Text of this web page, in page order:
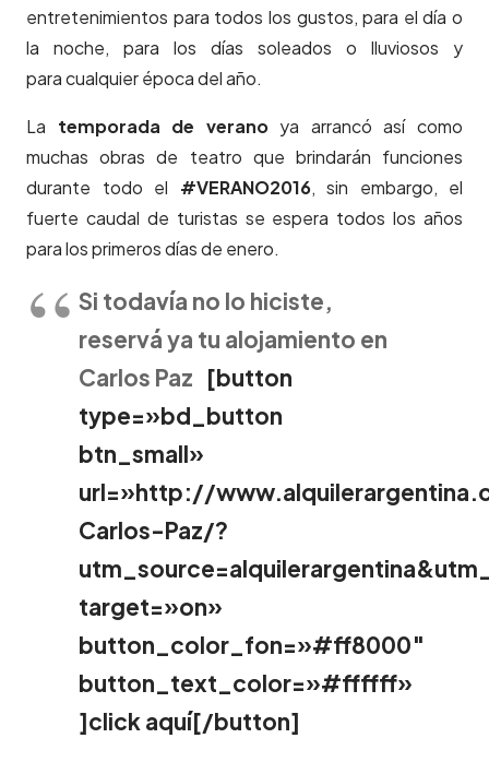
entretenimientos para todos los gustos, para el día o
la noche, para los días soleados o lluviosos y
para cualquier época del año.
La temporada de veranoya arrancó así como
muchas obras de teatro que brindarán funciones
durante todo el #VERANO2016, sin embargo, el
fuerte caudal de turistas se espera todos los años
para los primeros días de enero.
Si todavía no lo hiciste,
reservá ya tu alojamiento en
Carlos Paz [button
type=»bd_button
btn_small»
url=»http://
Carlos-Paz/?
target=»on»
button_color_fon=»#ff8000″
button_text_color=»#ffffff»
]click aquí[/button]